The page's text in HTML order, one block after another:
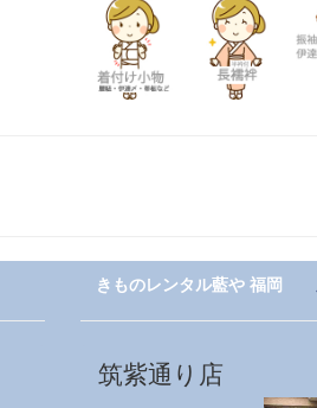
きものレンタル藍や 福岡
筑紫通り店